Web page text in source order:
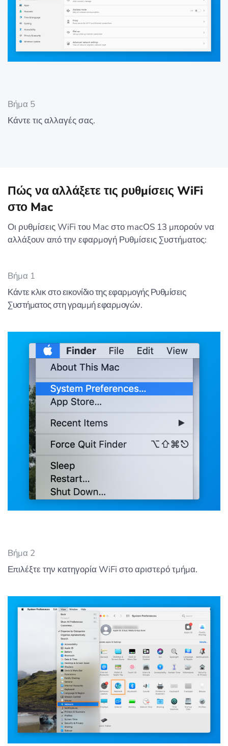
Βήμα 5
Κάντε τις αλλαγές σας.
Πώς να αλλάξετε τις ρυθμίσεις WiFi
στο Mac
Οι ρυθμίσεις WiFi του Mac στο macOS 13 μπορούν να
αλλάξουν από την εφαρμογή Ρυθμίσεις Συστήματος:
Βήμα 1
Κάντε κλικ στο εικονίδιο της εφαρμογής Ρυθμίσεις
Συστήματος στη γραμμή εφαρμογών.
Βήμα 2
Επιλέξτε την κατηγορία WiFi στο αριστερό τμήμα.